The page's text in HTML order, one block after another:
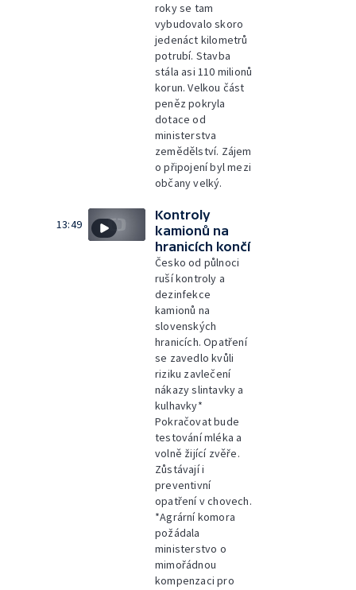
roky se tam
vybudovalo skoro
jedenáct kilometrů
potrubí. Stavba
stála asi 110 milionů
korun. Velkou část
peněz pokryla
dotace od
ministerstva
zemědělství. Zájem
o připojení byl mezi
občany velký.
13:49
Kontroly
kamionů na
hranicích končí
Česko od půlnoci
ruší kontroly a
dezinfekce
kamionů na
slovenských
hranicích. Opatření
se zavedlo kvůli
riziku zavlečení
nákazy slintavky a
kulhavky*
Pokračovat bude
testování mléka a
volně žijící zvěře.
Zůstávají i
preventivní
opatření v chovech.
*Agrární komora
požádala
ministerstvo o
mimořádnou
kompenzaci pro